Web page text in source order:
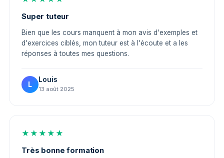
Super tuteur
Bien que les cours manquent à mon avis d'exemples et
d'exercices ciblés, mon tuteur est à l'écoute et a les
réponses à toutes mes questions.
L
Louis
13 août 2025
★★★★★
Très bonne formation